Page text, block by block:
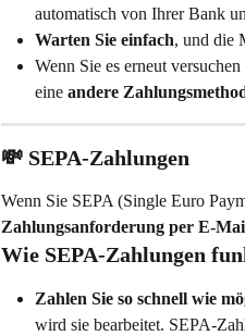
automatisch von Ihrer Bank
Warten Sie einfach, und die
Wenn Sie es erneut
eine andere
💸 SEPA-Zahlungen
Wenn Sie SEPA (Single Euro
Zahlungsanforderung per E-
Wie SEPA-Zahlungen
Zahlen Sie so schnell wie
wird sie bearbeitet. SEPA-